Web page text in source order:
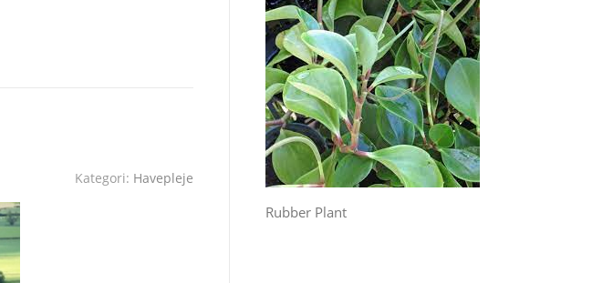
Kategori: Havepleje
Rubber Plant